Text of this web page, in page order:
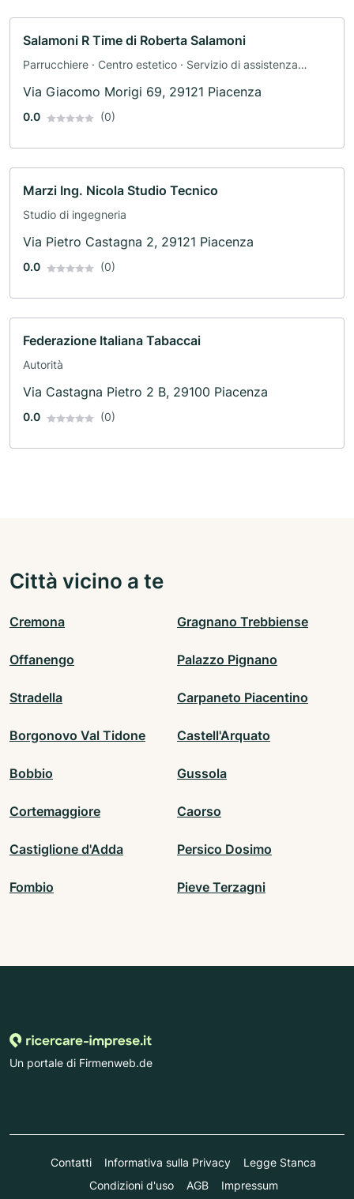
Salamoni R Time di Roberta Salamoni
Parrucchiere · Centro estetico · Servizio di assistenza
Via Giacomo Morigi 69, 29121 Piacenza
0.0 (0)
Marzi Ing. Nicola Studio Tecnico
Studio di ingegneria
Via Pietro Castagna 2, 29121 Piacenza
0.0 (0)
Federazione Italiana Tabaccai
Autorità
Via Castagna Pietro 2 B, 29100 Piacenza
0.0 (0)
Città vicino a te
Cremona Gragnano Trebbiense
Offanengo Palazzo Pignano
Stradella Carpaneto Piacentino
Borgonovo Val Tidone Castell'Arquato
Bobbio Gussola
Cortemaggiore Caorso
Castiglione d'Adda Persico Dosimo
Fombio Pieve Terzagni
Un portale di Firmenweb.de
Contatti Informativa sulla Privacy
Legge Stanca
Condizioni d'uso
AGB Impressum